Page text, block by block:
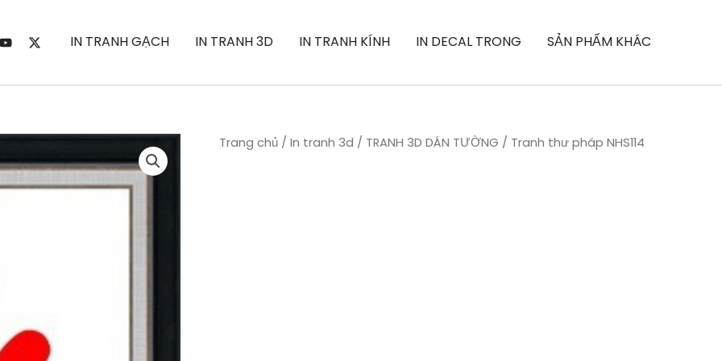
IN TRANH GẠCH IN TRANH 3D IN TRANH KÍNH IN DECAL TRONG SẢN PHẨM KHÁC
Trang chủ / In tranh 3d / TRANH 3D DÁN TƯỜNG / Tranh thư pháp NHS114